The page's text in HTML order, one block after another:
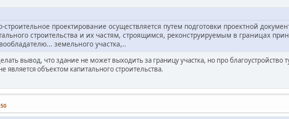
строительное проектирование осуществляется путем подготовки проектной
строительства и их частям, строящимся, реконструируемым в границах
земельного участка,..
вывод, что здание не может выходить за границу участка, но про благоустройство
является объектом капитального строительства.